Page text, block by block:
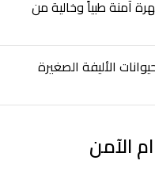
آمنة طبياً وخالية من
الأليفة الصغيرة
الآمن